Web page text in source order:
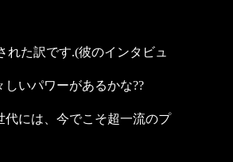
れた訳です.(彼のインタビュ
いパワーがあるかな??
には、今でこそ超一流のプ